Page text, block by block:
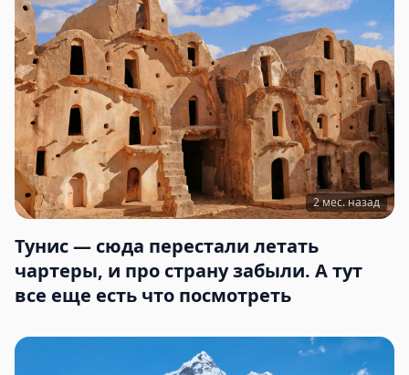
2 мес. назад
Тунис — сюда перестали летать
чартеры, и про страну забыли. А тут
все еще есть что посмотреть